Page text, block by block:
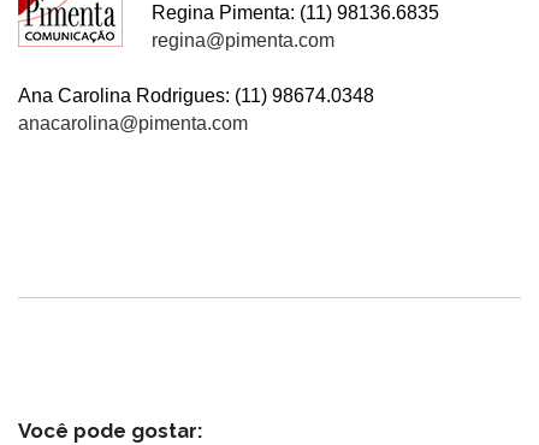
Regina Pimenta: (11) 98136.6835
regina@pimenta.com
Ana Carolina Rodrigues: (11) 98674.0348
anacarolina@pimenta.com
Você pode gostar: